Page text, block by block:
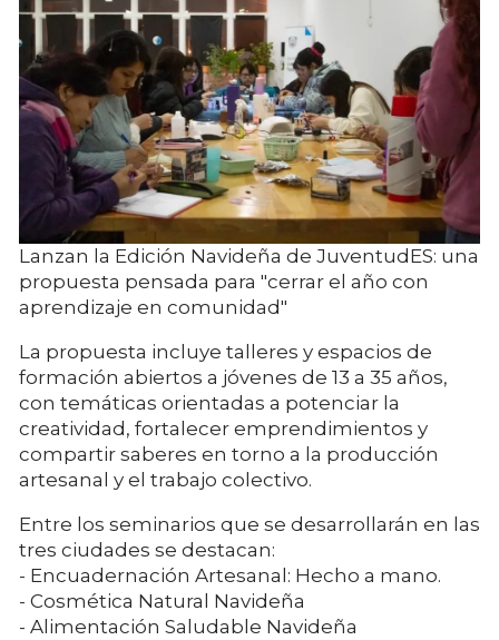
Lanzan la Edición Navideña de JuventudES: una
propuesta pensada para "cerrar el año con
aprendizaje en comunidad"
La propuesta incluye talleres y espacios de
formación abiertos a jóvenes de 13 a 35 años,
con temáticas orientadas a potenciar la
creatividad, fortalecer emprendimientos y
compartir saberes en torno a la producción
artesanal y el trabajo colectivo.
Entre los seminarios que se desarrollarán en las
tres ciudades se destacan:
- Encuadernación Artesanal: Hecho a mano.
- Cosmética Natural Navideña
- Alimentación Saludable Navideña